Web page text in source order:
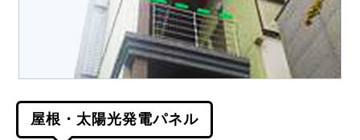
屋根・太陽光発電パネル